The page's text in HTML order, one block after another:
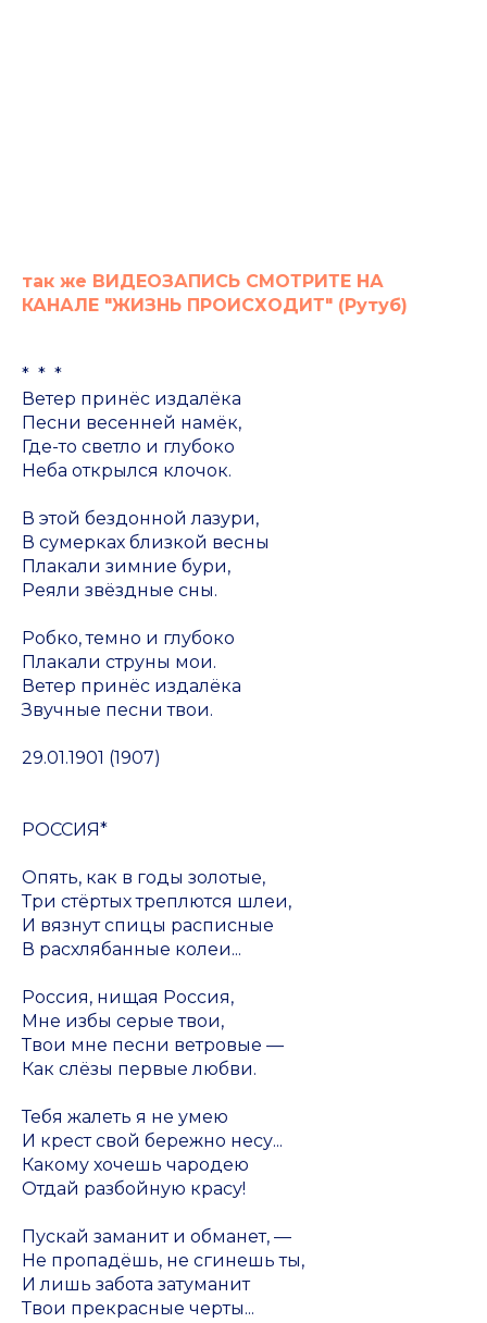
так же ВИДЕОЗАПИСЬ СМОТРИТЕ НА
КАНАЛЕ "ЖИЗНЬ ПРОИСХОДИТ" (Рутуб)
* * *
Ветер принёс издалёка
Песни весенней намёк,
Где-то светло и глубоко
Неба открылся клочок.
В этой бездонной лазури,
В сумерках близкой весны
Плакали зимние бури,
Реяли звёздные сны.
Робко, темно и глубоко
Плакали струны мои.
Ветер принёс издалёка
Звучные песни твои.
29.01.1901 (1907)
РОССИЯ*
Опять, как в годы золотые,
Три стёртых треплются шлеи,
И вязнут спицы расписные
В расхлябанные колеи...
Россия, нищая Россия,
Мне избы серые твои,
Твои мне песни ветровые —
Как слёзы первые любви.
Тебя жалеть я не умею
И крест свой бережно несу...
Какому хочешь чародею
Отдай разбойную красу!
Пускай заманит и обманет, —
Не пропадёшь, не сгинешь ты,
И лишь забота затуманит
Твои прекрасные черты...